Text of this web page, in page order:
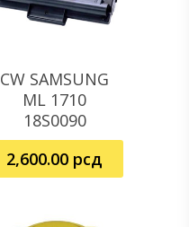
Dodaj U Korpu
CW SAMSUNG
ML 1710
18S0090
2,600.00 рсд